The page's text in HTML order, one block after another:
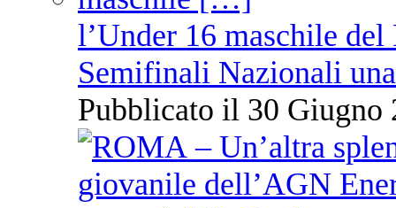
l’Under 16 maschile
Semifinali Nazionali
Pubblicato il 30 Giugno